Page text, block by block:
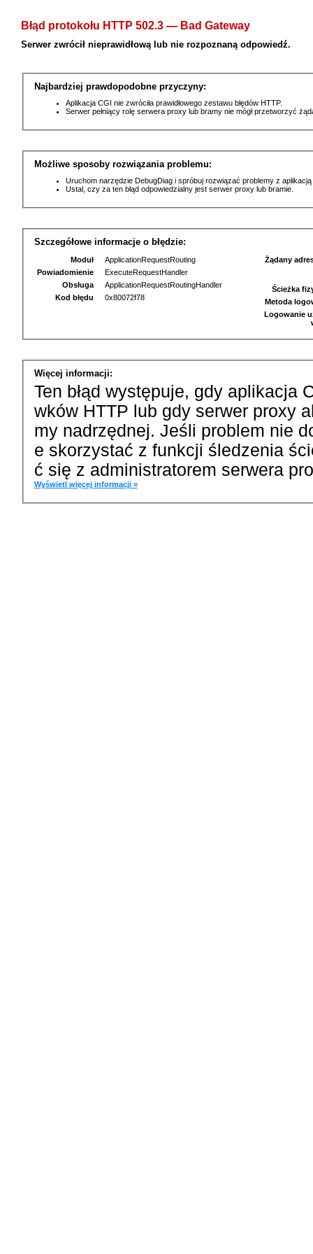
Błąd protokołu HTTP 502.3 — Bad Gateway
Serwer zwrócił nieprawidłową lub nie rozpoznaną odpowiedź.
Najbardziej prawdopodobne przyczyny:
Aplikacja CGI nie zwróciła prawidłowego zestawu błędów HTTP.
Serwer pełniący rolę serwera proxy lub bramy nie mógł przetworzyć
Możliwe sposoby rozwiązania problemu:
Uruchom narzędzie DebugDiag i spróbuj rozwiązać problemy z
Ustal, czy za ten błąd odpowiedzialny jest serwer proxy lub bramie.
Szczegółowe informacje o błędzie:
Moduł
ApplicationRequestRouting
Powiadomienie
ExecuteRequestHandler
Obsługa
ApplicationRequestRoutingHandler
Kod błędu
0x80072f78
Żądany
Ścieżka
Metoda
Logowanie
Więcej informacji:
Ten błąd występuje, gdy aplikacja
wków HTTP lub gdy serwer proxy
my nadrzędnej. Jeśli problem nie
e skorzystać z funkcji śledzenia
ć się z administratorem serwera
Wyświetl więcej informacji »